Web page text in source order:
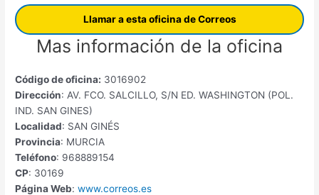
Llamar a esta oficina de Correos
Mas información de la oficina
Código de oficina: 3016902
Dirección: AV. FCO. SALCILLO, S/N ED. WASHINGTON (POL.
IND. SAN GINES)
Localidad: SAN GINÉS
Provincia: MURCIA
Teléfono: 968889154
CP: 30169
Página Web: www.correos.es